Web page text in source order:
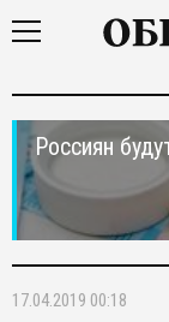
Россиян
17.04.2019 00:18